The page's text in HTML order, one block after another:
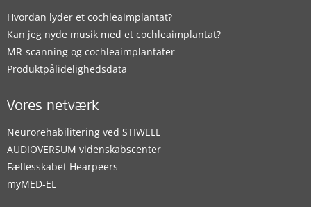
Hvordan lyder et cochleaimplantat?
Kan jeg nyde musik med et cochleaimplantat?
MR-scanning og cochleaimplantater
Produktpålidelighedsdata
Vores netværk
Neurorehabilitering ved STIWELL
AUDIOVERSUM videnskabscenter
Fællesskabet Hearpeers
myMED‑EL